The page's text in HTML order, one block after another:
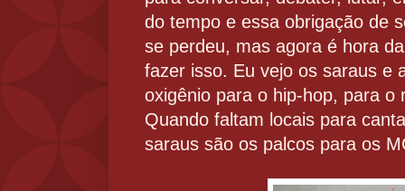
do tempo e essa obrigação de
se perdeu, mas agora é hora
fazer isso. Eu vejo os saraus e
oxigênio para o hip-hop, para o
Quando faltam locais para
saraus são os palcos para os